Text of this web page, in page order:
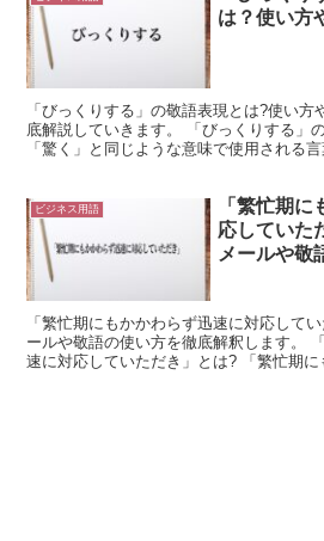
は？使い方
「びっくりする」の敬語表現とは?使い
底解説していきます。 「びっくりする」
「驚く」と同じような意味で使用される
ビジネス用語
「繁忙期
応していた
メールや敬
「繁忙期にもかかわらず迅速に対応して
ールや敬語の使い方を徹底解釈します。
速に対応していただき」とは? 「繁忙期